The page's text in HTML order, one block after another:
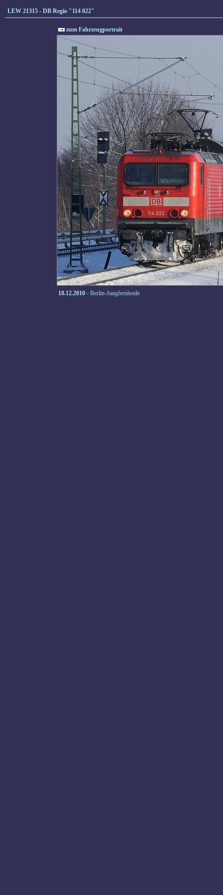
LEW 21315 - DB Regio "114 022"
zum Fahrzeugportrait
18.12.2010 - Berlin-Jungfernheide